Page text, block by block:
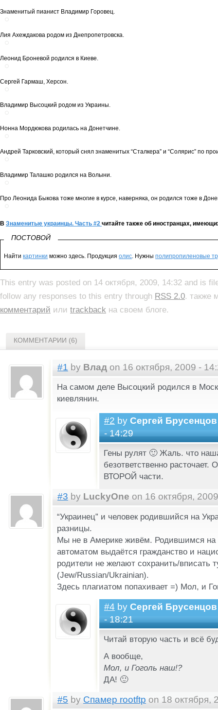
Знаменитый пианист Владимир Горовец.
Лия Ахеждакова родом из Днепропетровска.
Леонид Броневой родился в Киеве.
Сергей Гармаш, Херсон.
Владимир Высоцкий родом из Украины.
Нонна Мордюкова родилась на Донетчине.
Андрей Тарковский, который снял знаменитых “Сталкера” и “Солярис” по
Владимир Талашко родился на Волыни.
Про Леонида Быкова тоже многие в курсе, наверняка, он родился тоже в
В Знаменитые украинцы. Часть #2 читайте также об иностранцах,
ПОСТОВОЙ
Найтикартинки можно здесь. Продукцияолис. Нужныполипропиленовые
This entry was posted on 14 октября, 2009, 14:32 and is
follow any responses to this entry through RSS 2.0. также
комментарий или trackback на своем блоге.
КОММЕНТАРИИ (6)
#1 by Влад on 16 октября, 2009 -
На самом деле Высоцкий родился в
киевлянин.
#2 by Сергей Брусенцов
- 14:29
Гены рулят 🙂 Жаль. что
безответственно расточает.
ВТОРОЙ части.
#3 by LuckyOne on 16 октября,
“Украинец” и человек родившийся на
разницы.
Мы не в Америке живём. Родившимся
автоматом выдаётся гражданство и
родители не желают сохранить/вписать
(Jew/Russian/Ukrainian).
Здесь плагиатом попахивает =) Мол, и
#4 by Сергей Брусенцов
- 18:21
Читай вторую часть и всё
А вообще,
Мол, и Гоголь наш!?
ДА! 🙂
#5 by Спамер rootftp on 18 октября,